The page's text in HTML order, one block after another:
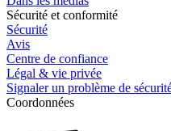
Sécurité et conformité
Sécurité
Avis
Centre de confiance
Légal & vie privée
Signaler un problème de
Coordonnées